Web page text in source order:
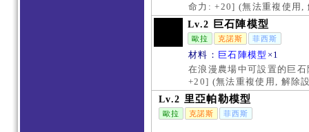
命力: +20] (無法重複使用,
Lv.2
巨石陣模型
歐拉 克諾斯 菲西斯
材料： 巨石陣模型 ×1
在浪漫農場中可設置的巨
+20] (無法重複使用, 解除
Lv.2 里亞帕勒模型
歐拉 克諾斯 菲西斯